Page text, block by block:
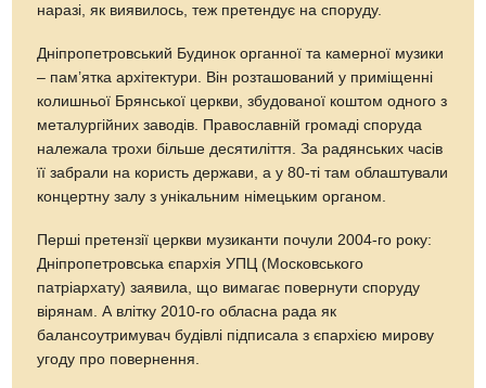
наразі, як виявилось, теж претендує на споруду.
Дніпропетровський Будинок органної та камерної музики
– пам’ятка архітектури. Він розташований у приміщенні
колишньої Брянської церкви, збудованої коштом одного з
металургійних заводів. Православній громаді споруда
належала трохи більше десятиліття. За радянських часів
її забрали на користь держави, а у 80-ті там облаштували
концертну залу з унікальним німецьким органом.
Перші претензії церкви музиканти почули 2004-го року:
Дніпропетровська єпархія УПЦ (Московського
патріархату) заявила, що вимагає повернути споруду
вірянам. А влітку 2010-го обласна рада як
балансоутримувач будівлі підписала з єпархією мирову
угоду про повернення.